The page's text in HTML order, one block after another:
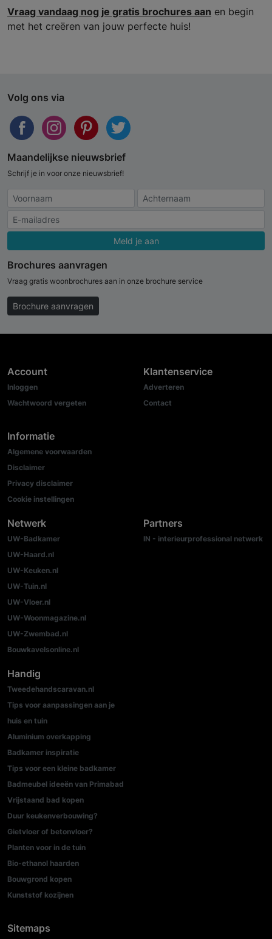
Vraag vandaag nog je gratis brochures aan en begin
met het creëren van jouw perfecte huis!
Volg ons via
Maandelijkse nieuwsbrief
Schrijf je in voor onze nieuwsbrief!
Meld je aan
Brochures aanvragen
Vraag gratis woonbrochures aan in onze brochure service
Brochure aanvragen
Account
Inloggen
Wachtwoord vergeten
Informatie
Algemene voorwaarden
Disclaimer
Privacy disclaimer
Cookie instellingen
Klantenservice
Adverteren
Contact
Netwerk
UW-Badkamer
UW-Haard.nl
UW-Keuken.nl
UW-Tuin.nl
UW-Vloer.nl
UW-Woonmagazine.nl
UW-Zwembad.nl
Bouwkavelsonline.nl
Partners
IN - interieurprofessional netwerk
Handig
Tweedehandscaravan.nl
Tips voor aanpassingen aan je
huis en tuin
Aluminium overkapping
Badkamer inspiratie
Tips voor een kleine badkamer
Badmeubel ideeën van Primabad
Vrijstaand bad kopen
Duur keukenverbouwing?
Gietvloer of betonvloer?
Planten voor in de tuin
Bio-ethanol haarden
Bouwgrond kopen
Kunststof kozijnen
Sitemaps